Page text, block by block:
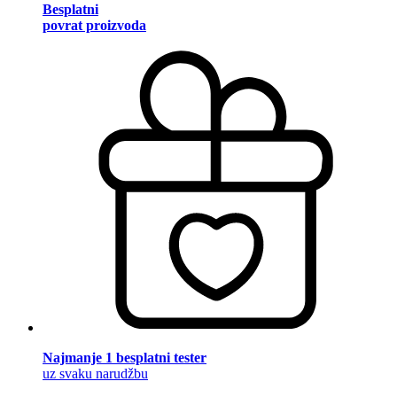
Besplatni
povrat proizvoda
Najmanje 1 besplatni tester
uz svaku narudžbu